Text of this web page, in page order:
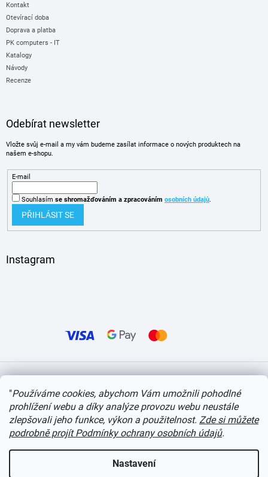
"Používáme cookies, abychom Vám umožnili pohodlné
prohlížení webu a díky analýze provozu webu neustále
zlepšovali jeho funkce, výkon a použitelnost. Zde si můžete
podrobně projít Podmínky ochrany osobních údajů.
Nastavení
Kontakt
Otevírací doba
Doprava a platba
PK computers - IT
Katalogy
Návody
Recenze
Odebírat newsletter
Vložte svůj e-mail a my vám budeme zasílat informace o nových produktech na
našem e-shopu.
E-mail
Souhlasím se shromažďováním a zpracováním osobních údajů.
PŘIHLÁSIT SE
Instagram
Copyright 2026itvlaky.cz . Všechna práva vyhrazena. Upravit nastavení cookies